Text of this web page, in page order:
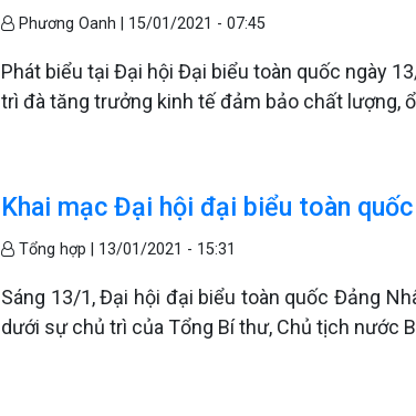
Phương Oanh | 15/01/2021 - 07:45
Phát biểu tại Đại hội Đại biểu toàn quốc ngày
trì đà tăng trưởng kinh tế đảm bảo chất lượng,
Khai mạc Đại hội đại biểu toàn
Tổng hợp | 13/01/2021 - 15:31
Sáng 13/1, Đại hội đại biểu toàn quốc Đảng
dưới sự chủ trì của Tổng Bí thư, Chủ tịch nước